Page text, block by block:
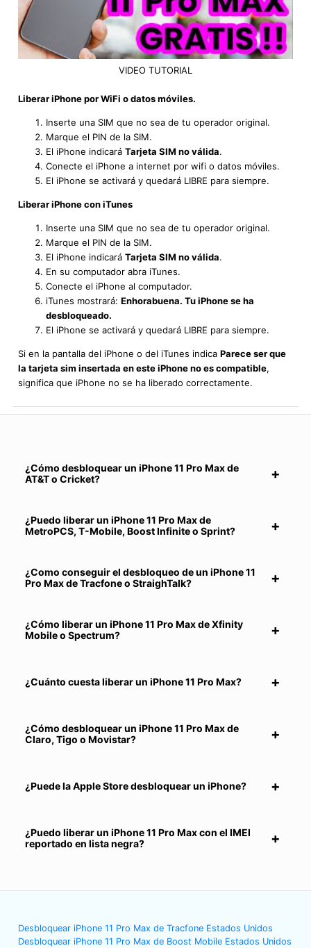
VIDEO TUTORIAL
Liberar iPhone por WiFi o datos móviles.
Inserte una SIM que no sea de tu operador original.
Marque el PIN de la SIM.
El iPhone indicará Tarjeta SIM no válida.
Conecte el iPhone a internet por wifi o datos móviles.
El iPhone se activará y quedará LIBRE para siempre.
Liberar iPhone con iTunes
Inserte una SIM que no sea de tu operador original.
Marque el PIN de la SIM.
El iPhone indicará Tarjeta SIM no válida.
En su computador abra iTunes.
Conecte el iPhone al computador.
iTunes mostrará: Enhorabuena. Tu iPhone se ha
desbloqueado.
El iPhone se activará y quedará LIBRE para siempre.
Si en la pantalla del iPhone o del iTunes indica Parece ser que
la tarjeta sim insertada en este iPhone no es compatible,
significa que iPhone no se ha liberado correctamente.
¿Cómo desbloquear un iPhone 11 Pro Max de
AT&T o Cricket?
¿Puedo liberar un iPhone 11 Pro Max de
MetroPCS, T-Mobile, Boost Infinite o Sprint?
¿Como conseguir el desbloqueo de un iPhone 11
Pro Max de Tracfone o StraighTalk?
¿Cómo liberar un iPhone 11 Pro Max de Xfinity
Mobile o Spectrum?
¿Cuánto cuesta liberar un iPhone 11 Pro Max?
¿Cómo desbloquear un iPhone 11 Pro Max de
Claro, Tigo o Movistar?
¿Puede la Apple Store desbloquear un iPhone?
¿Puedo liberar un iPhone 11 Pro Max con el IMEI
reportado en lista negra?
Desbloquear iPhone 11 Pro Max de Tracfone Estados Unidos
Desbloquear iPhone 11 Pro Max de Boost Mobile Estados Unidos